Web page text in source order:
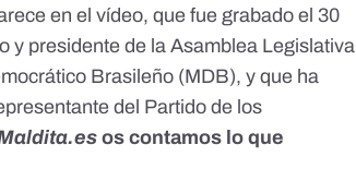
en el vídeo, que fue grabado el 30
y presidente de la Asamblea Legislativa
Brasileño (MDB), y que ha
del Partido de los
os contamos lo que